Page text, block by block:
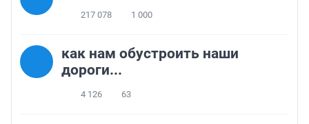
217 078 1 000
как нам обустроить наши
дороги...
4 126 63